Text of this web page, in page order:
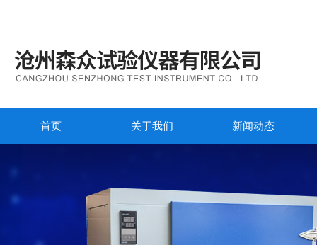
首页 关于我们 新闻动态